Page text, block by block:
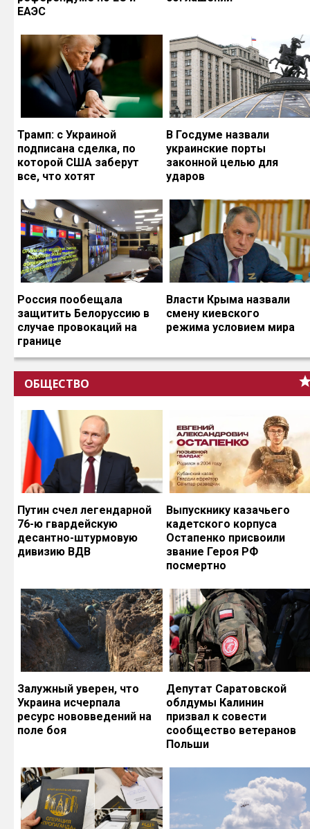
ЕАЭС
Трамп: с Украиной
подписана сделка, по
которой США заберут
все, что хотят
В Госдуме назвали
украинские порты
законной целью для
ударов
Россия пообещала
защитить Белоруссию в
случае провокаций на
границе
Власти Крыма назвали
смену киевского
режима условием мира
ОБЩЕСТВО
Путин счел легендарной
76-ю гвардейскую
десантно-штурмовую
дивизию ВДВ
Выпускнику казачьего
кадетского корпуса
Остапенко присвоили
звание Героя РФ
посмертно
Залужный уверен, что
Украина исчерпала
ресурс нововведений на
поле боя
Депутат Саратовской
облдумы Калинин
призвал к совести
сообщество ветеранов
Польши